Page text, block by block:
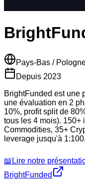
Pays-Bas /
Depuis 2023
BrightFunded est une
une évaluation en 2
10%, profit split de
tous les 4 mois). 150+
Commodities, 35+
leverage jusqu'à 1:100.
📖 Lire notre
BrightFunded